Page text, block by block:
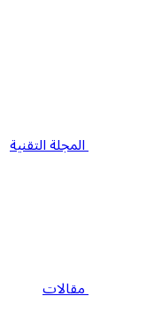
المجلة التقنية
مقالات